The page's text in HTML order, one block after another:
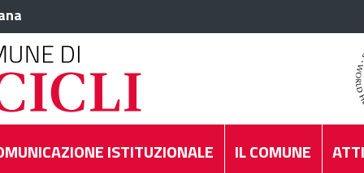
ISTITUZIONALE IL COMUNE